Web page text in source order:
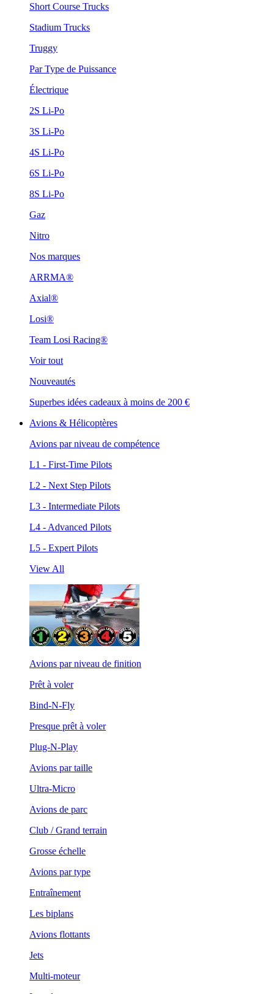
Short Course Trucks
Stadium Trucks
Truggy
Par Type de Puissance
Électrique
2S Li-Po
3S Li-Po
4S Li-Po
6S Li-Po
8S Li-Po
Gaz
Nitro
Nos marques
ARRMA®
Axial®
Losi®
Team Losi Racing®
Voir tout
Nouveautés
Superbes idées cadeaux à moins de 200 €
Avions & Hélicoptères
Avions par niveau de compétence
L1 - First-Time Pilots
L2 - Next Step Pilots
L3 - Intermediate Pilots
L4 - Advanced Pilots
L5 - Expert Pilots
View All
Avions par niveau de finition
Prêt à voler
Bind-N-Fly
Presque prêt à voler
Plug-N-Play
Avions par taille
Ultra-Micro
Avions de parc
Club / Grand terrain
Grosse échelle
Avions par type
Entraînement
Les biplans
Avions flottants
Jets
Multi-moteur